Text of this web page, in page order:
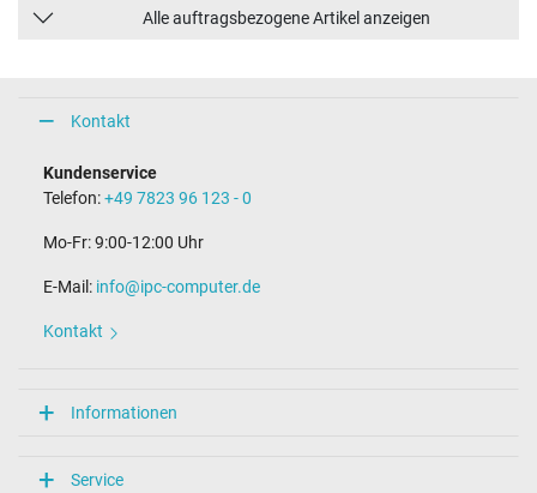
Alle auftragsbezogene Artikel anzeigen
Kontakt
Kundenservice
Telefon:+49 7823 96 123 - 0
Mo-Fr: 9:00-12:00 Uhr
E-Mail: info@ipc-computer.de
Kontakt
Informationen
Service